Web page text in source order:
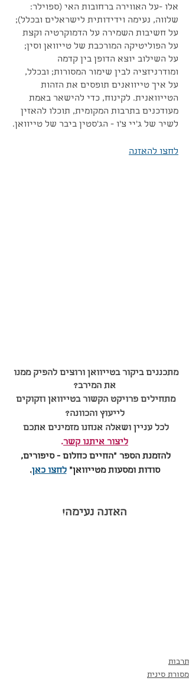
אלו -על האווירה ברחובות האי (ספוילר:
שלווה, נעימה וידידותית לישראלים ובכלל);
על חשיבות השמירה על הדמוקרטיה וקצת
על הפוליטיקה המורכבת של טייוואן וסין;
על השילוב יוצא הדופן בין קדמה
ומודרניזציה לבין שימור המסורות; ובכלל,
על איך טייוואנים תופסים את הזהות
הטייוואנית. לקינוח, כדי להישאר באמת
מעודכנים בתרבות המקומית, תוכלו להאזין
לשיר של ג׳יי צ׳ו - הג׳סטין ביבר של טייוואן.
לחצו להאזנה
מתכננים ביקור בטייוואן ורוצים להפיק ממנו
את המירב?
מתחילים פרויקט הקשור בטייוואן וזקוקים
לייעוץ והכוונה?
לכל עניין ושאלה אנחנו מזמינים אתכם
ליצור איתנו קשר.
להזמנת הספר ״החיים כחלום - סיפורים,
סודות ומסעות מטייוואן״ לחצו כאן.
האזנה נעימה!
תרבות
מסורת סינית